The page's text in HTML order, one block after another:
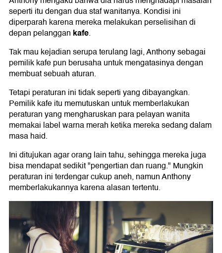
seperti itu dengan dua staf wanitanya. Kondisi ini
diperparah karena mereka melakukan perselisihan di
depan pelanggan kafe.
Tak mau kejadian serupa terulang lagi, Anthony sebagai
pemilik kafe pun berusaha untuk mengatasinya dengan
membuat sebuah aturan.
Tetapi peraturan ini tidak seperti yang dibayangkan.
Pemilik kafe itu memutuskan untuk memberlakukan
peraturan yang mengharuskan para pelayan wanita
memakai label warna merah ketika mereka sedang dalam
masa haid.
Ini ditujukan agar orang lain tahu, sehingga mereka juga
bisa mendapat sedikit "pengertian dan ruang." Mungkin
peraturan ini terdengar cukup aneh, namun Anthony
memberlakukannya karena alasan tertentu.